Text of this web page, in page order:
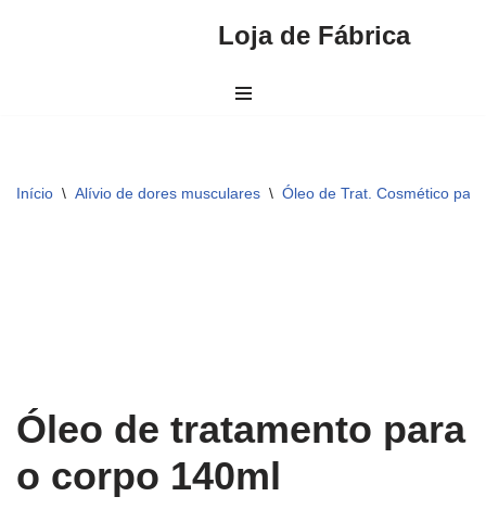
Loja de Fábrica
Início \ Alívio de dores musculares \ Óleo de Trat. Cosmético
Óleo de tratamento para
o corpo 140ml
Faça seu pedido por aqui Peça aqui